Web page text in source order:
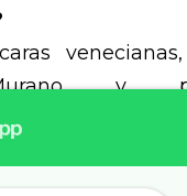
y
locales son